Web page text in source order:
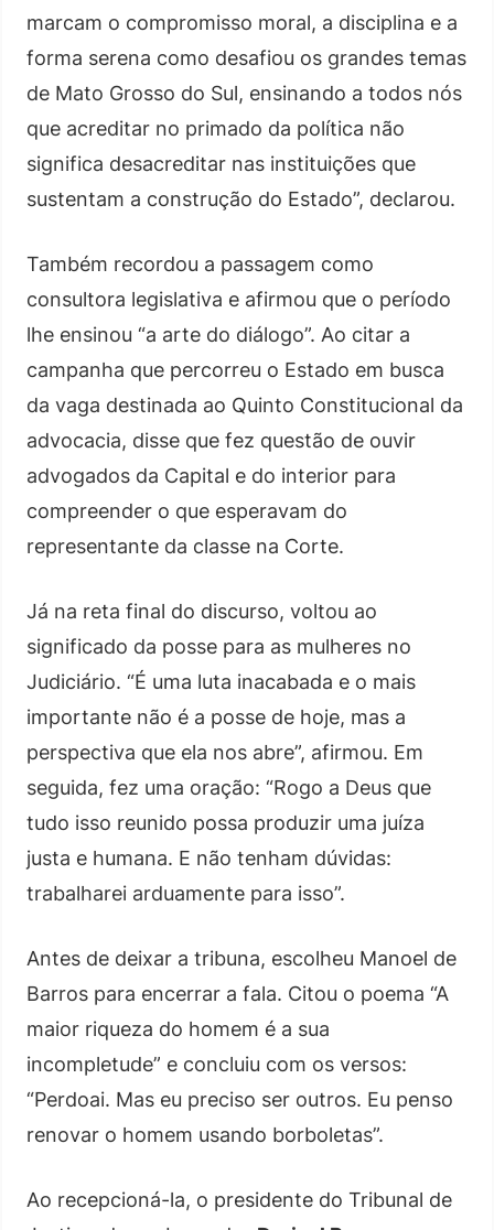
marcam o compromisso moral, a disciplina e a
forma serena como desafiou os grandes temas
de Mato Grosso do Sul, ensinando a todos nós
que acreditar no primado da política não
significa desacreditar nas instituições que
sustentam a construção do Estado”, declarou.
Também recordou a passagem como
consultora legislativa e afirmou que o período
lhe ensinou “a arte do diálogo”. Ao citar a
campanha que percorreu o Estado em busca
da vaga destinada ao Quinto Constitucional da
advocacia, disse que fez questão de ouvir
advogados da Capital e do interior para
compreender o que esperavam do
representante da classe na Corte.
Já na reta final do discurso, voltou ao
significado da posse para as mulheres no
Judiciário. “É uma luta inacabada e o mais
importante não é a posse de hoje, mas a
perspectiva que ela nos abre”, afirmou. Em
seguida, fez uma oração: “Rogo a Deus que
tudo isso reunido possa produzir uma juíza
justa e humana. E não tenham dúvidas:
trabalharei arduamente para isso”.
Antes de deixar a tribuna, escolheu Manoel de
Barros para encerrar a fala. Citou o poema “A
maior riqueza do homem é a sua
incompletude” e concluiu com os versos:
“Perdoai. Mas eu preciso ser outros. Eu penso
renovar o homem usando borboletas”.
Ao recepcioná-la, o presidente do Tribunal de